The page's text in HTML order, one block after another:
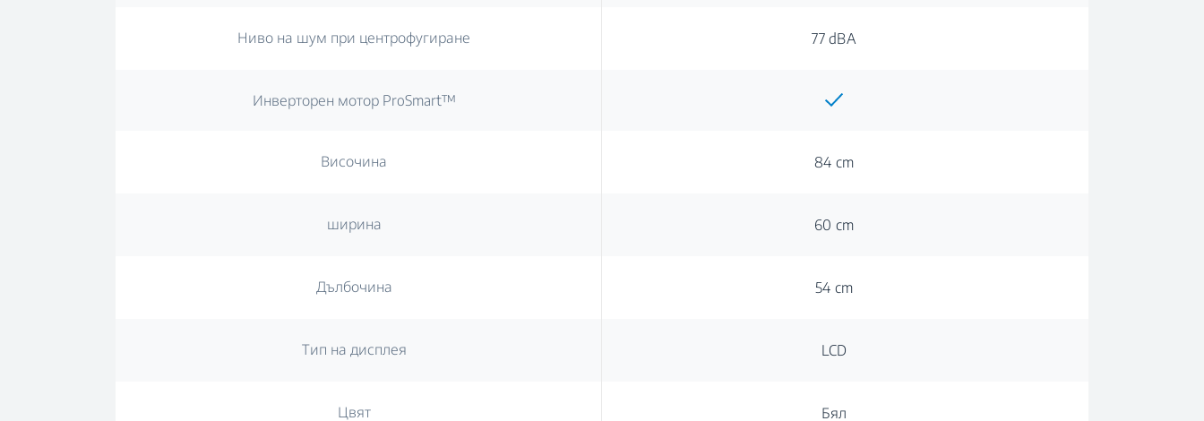
Ниво на шум при центрофугиране 77 dBA
Инверторен мотор ProSmart™
Височина 84 cm
ширина 60 cm
Дълбочина 54 cm
Тип на дисплея LCD
Цвят Бял